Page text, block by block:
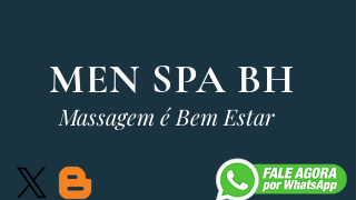
MEN SPA BH
Massagem é Bem Estar